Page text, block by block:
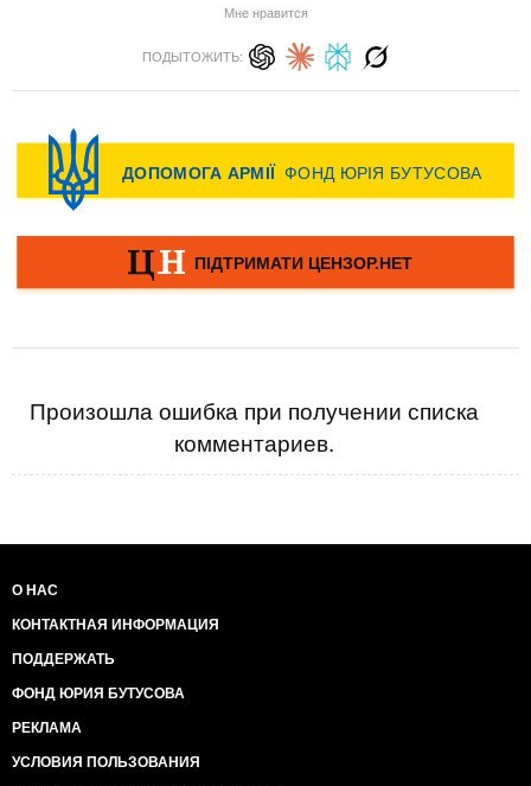
Мне нравится
ПОДЫТОЖИТЬ:
Произошла ошибка при получении списка
комментариев.
О НАС
КОНТАКТНАЯ ИНФОРМАЦИЯ
ПОДДЕРЖАТЬ
ФОНД ЮРИЯ БУТУСОВА
РЕКЛАМА
УСЛОВИЯ ПОЛЬЗОВАНИЯ